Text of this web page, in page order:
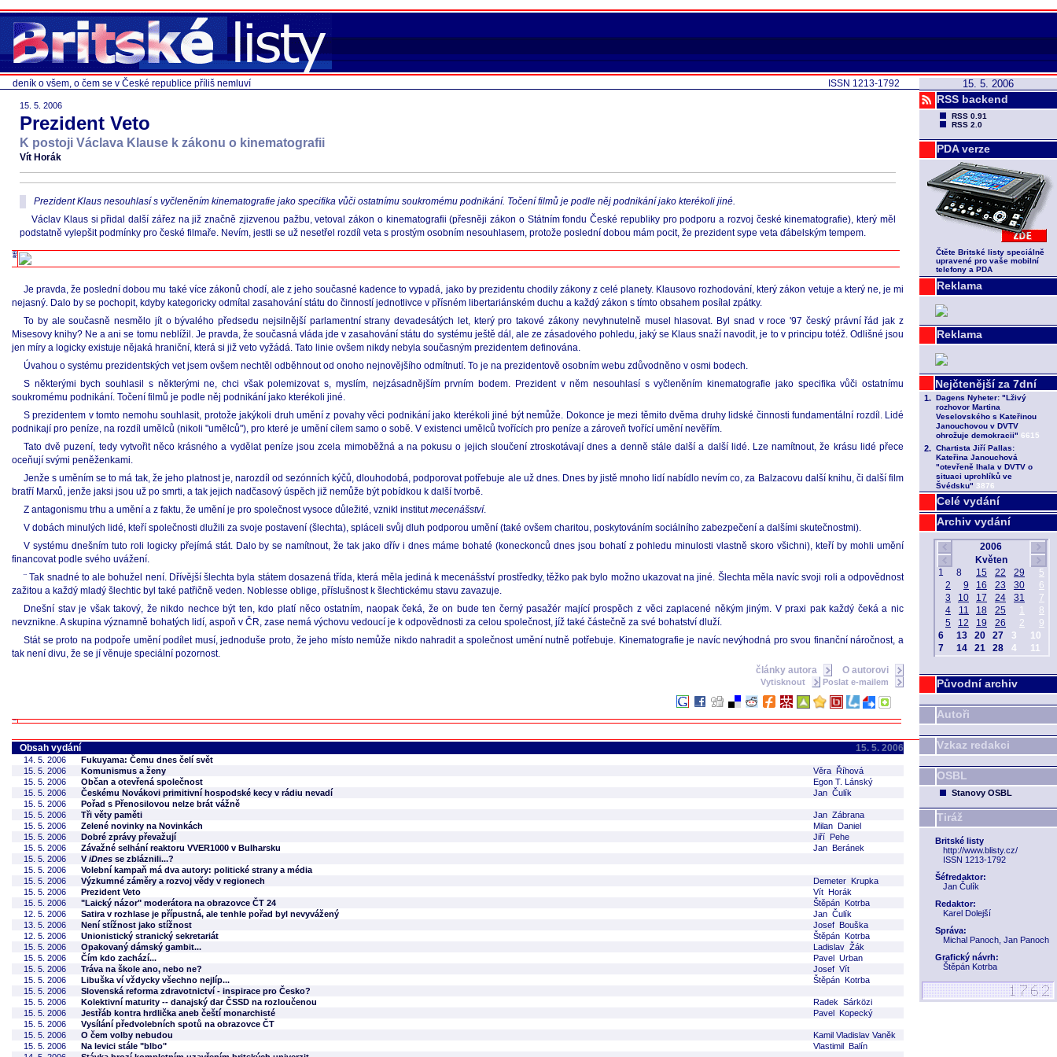
15. 5. 2006
RSS backend
RSS 0.91
RSS 2.0
PDA verze
Čtěte Britské listy speciálně
upravené pro vaše mobilní
telefony a PDA
Reklama
Reklama
Celé vydání
Archiv vydání
Původní archiv
Autoři
Vzkaz redakci
OSBL
Stanovy OSBL
Tiráž
Britské listy
http://www.blisty.cz/
ISSN 1213-1792
Šéfredaktor:
Jan Čulík
Redaktor:
Karel Dolejší
Správa:
Michal Panoch, Jan Panoch
Grafický návrh:
Štěpán Kotrba
ISSN 1213-1792
deník o všem, o čem se v České republice příliš nemluví
15. 5. 2006
Prezident Veto
K postoji Václava Klause k zákonu o kinematografii
Vít Horák
Prezident Klaus nesouhlasí s vyčleněním kinematografie jako specifika vůči ostatnímu soukromému podnikání. Točení filmů je podle něj podnikání jako kterékoli jiné.
Václav Klaus si přidal další zářez na již značně zjizvenou pažbu, vetoval zákon o kinematografii (přesněji zákon o Státním fondu České republiky pro podporu a rozvoj české kinematografie), který měl
podstatně vylepšit podmínky pro české filmaře. Nevím, jestli se už nesetřel rozdíl veta s prostým osobním nesouhlasem, protože poslední dobou mám pocit, že prezident sype veta ďábelským tempem.
Je pravda, že poslední dobou mu také více zákonů chodí, ale z jeho současné kadence to vypadá, jako by prezidentu chodily zákony z celé planety. Klausovo rozhodování, který zákon vetuje a který ne, je mi
nejasný. Dalo by se pochopit, kdyby kategoricky odmítal zasahování státu do činností jednotlivce v přísném libertariánském duchu a každý zákon s tímto obsahem posílal zpátky.
To by ale současně nesmělo jít o bývalého předsedu nejsilnější parlamentní strany devadesátých let, který pro takové zákony nevyhnutelně musel hlasovat. Byl snad v roce '97 český právní řád jak z
Misesovy knihy? Ne a ani se tomu neblížil. Je pravda, že současná vláda jde v zasahování státu do systému ještě dál, ale ze zásadového pohledu, jaký se Klaus snaží navodit, je to v principu totéž. Odlišné jsou
jen míry a logicky existuje nějaká hraniční, která si již veto vyžádá. Tato linie ovšem nikdy nebyla současným prezidentem definována.
Úvahou o systému prezidentských vet jsem ovšem nechtěl odběhnout od onoho nejnovějšího odmítnutí. To je na prezidentově osobním webu zdůvodněno v osmi bodech.
S některými bych souhlasil s některými ne, chci však polemizovat s, myslím, nejzásadnějším prvním bodem. Prezident v něm nesouhlasí s vyčleněním kinematografie jako specifika vůči ostatnímu
soukromému podnikání. Točení filmů je podle něj podnikání jako kterékoli jiné.
S prezidentem v tomto nemohu souhlasit, protože jakýkoli druh umění z povahy věci podnikání jako kterékoli jiné být nemůže. Dokonce je mezi těmito dvěma druhy lidské činnosti fundamentální rozdíl. Lidé
podnikají pro peníze, na rozdíl umělců (nikoli "umělců"), pro které je umění cílem samo o sobě. V existenci umělců tvořících pro peníze a zároveň tvořící umění nevěřím.
Tato dvě puzení, tedy vytvořit něco krásného a vydělat peníze jsou zcela mimoběžná a na pokusu o jejich sloučení ztroskotávají dnes a denně stále další a další lidé. Lze namítnout, že krásu lidé přece
oceňují svými peněženkami.
Jenže s uměním se to má tak, že jeho platnost je, narozdíl od sezónních kýčů, dlouhodobá, podporovat potřebuje ale už dnes. Dnes by jistě mnoho lidí nabídlo nevím co, za Balzacovu další knihu, či další film
bratří Marxů, jenže jaksi jsou už po smrti, a tak jejich nadčasový úspěch již nemůže být pobídkou k další tvorbě.
Z antagonismu trhu a umění a z faktu, že umění je pro společnost vysoce důležité, vznikl institutmecenášství.
V dobách minulých lidé, kteří společnosti dlužili za svoje postavení (šlechta), spláceli svůj dluh podporou umění (také ovšem charitou, poskytováním sociálního zabezpečení a dalšími skutečnostmi).
V systému dnešním tuto roli logicky přejímá stát. Dalo by se namítnout, že tak jako dřív i dnes máme bohaté (koneckonců dnes jsou bohatí z pohledu minulosti vlastně skoro všichni), kteří by mohli umění
financovat podle svého uvážení.
¨ Tak snadné to ale bohužel není. Dřívější šlechta byla státem dosazená třída, která měla jediná k mecenášství prostředky, těžko pak bylo možno ukazovat na jiné. Šlechta měla navíc svoji roli a odpovědnost
zažitou a každý mladý šlechtic byl také patřičně veden. Noblesse oblige, příslušnost k šlechtickému stavu zavazuje.
Dnešní stav je však takový, že nikdo nechce být ten, kdo platí něco ostatním, naopak čeká, že on bude ten černý pasažér mající prospěch z věci zaplacené někým jiným. V praxi pak každý čeká a nic
nevznikne. A skupina významně bohatých lidí, aspoň v ČR, zase nemá výchovu vedoucí je k odpovědnosti za celou společnost, jíž také částečně za své bohatství dluží.
Stát se proto na podpoře umění podílet musí, jednoduše proto, že jeho místo nemůže nikdo nahradit a společnost umění nutně potřebuje. Kinematografie je navíc nevýhodná pro svou finanční náročnost, a
tak není divu, že se jí věnuje speciální pozornost.
články autora
O autorovi
Vytisknout Poslat e-mailem
Obsah vydání 15. 5. 2006
14. 5. 2006
Fukuyama: Čemu dnes čelí svět
15. 5. 2006
Komunismus a ženy
Věra Říhová
15. 5. 2006
Občan a otevřená společnost
Egon T. Lánský
15. 5. 2006
Českému Novákovi primitivní hospodské kecy v rádiu nevadí
Jan Čulík
15. 5. 2006
Pořad s Přenosilovou nelze brát vážně
15. 5. 2006
Tři věty paměti
Jan Zábrana
15. 5. 2006
Zelené novinky na Novinkách
Milan Daniel
15. 5. 2006
Dobré zprávy převažují
Jiří Pehe
15. 5. 2006
Závažné selhání reaktoru VVER1000 v Bulharsku
Jan Beránek
15. 5. 2006
ViDnes se zbláznili...?
15. 5. 2006
Volební kampaň má dva autory: politické strany a média
15. 5. 2006
Výzkumné záměry a rozvoj vědy v regionech
Demeter Krupka
15. 5. 2006
Prezident Veto
Vít Horák
15. 5. 2006
"Laický názor" moderátora na obrazovce ČT 24
Štěpán Kotrba
12. 5. 2006
Satira v rozhlase je přípustná, ale tenhle pořad byl nevyvážený
Jan Čulík
13. 5. 2006
Není stížnost jako stížnost
Josef Bouška
12. 5. 2006
Unionistický stranický sekretariát
Štěpán Kotrba
15. 5. 2006
Opakovaný dámský gambit...
Ladislav Žák
15. 5. 2006
Čím kdo zachází...
Pavel Urban
15. 5. 2006
Tráva na škole ano, nebo ne?
Josef Vít
15. 5. 2006
Libuška ví vždycky všechno nejlíp...
Štěpán Kotrba
15. 5. 2006
Slovenská reforma zdravotnictví - inspirace pro Česko?
15. 5. 2006
Kolektivní maturity -- danajský dar ČSSD na rozloučenou
Radek Sárközi
15. 5. 2006
Jestřáb kontra hrdlička aneb čeští monarchisté
Pavel Kopecký
15. 5. 2006
Vysílání předvolebních spotů na obrazovce ČT
15. 5. 2006
O čem volby nebudou
Kamil Vladislav Vaněk
15. 5. 2006
Na levici stále "blbo"
Vlastimil Balín